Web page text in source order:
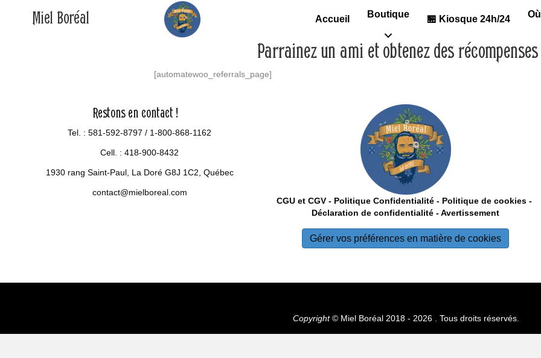
Miel Boréal Accueil Boutique 🏪 Kiosque 24h/24
Parrainez un ami et obtenez des récompenses
[automatewoo_referrals_page]
Restons en contact !
Tel. :581-592-8797 / 1-800-868-1162
Cell. : 418-900-8432
1930 rang Saint-Paul, La Doré G8J 1C2, Québec
contact@mielboreal.com
CGU et CGV - Politique Confidentialité - Politique de cookies -
Déclaration de confidentialité - Avertissement
Gérer vos préférences en matière de cookies
Copyright© Miel Boréal 2018 - 2026 . Tous droits réservés.